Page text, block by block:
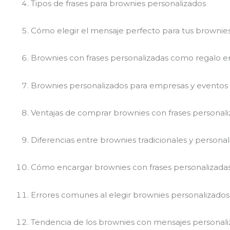
Tipos de frases para brownies personalizados
Cómo elegir el mensaje perfecto para tus
Brownies con frases personalizadas como regalo
Brownies personalizados para empresas y eventos
Ventajas de comprar brownies con frases
Diferencias entre brownies tradicionales y
Cómo encargar brownies con frases
Errores comunes al elegir brownies personalizados
Tendencia de los brownies con mensajes